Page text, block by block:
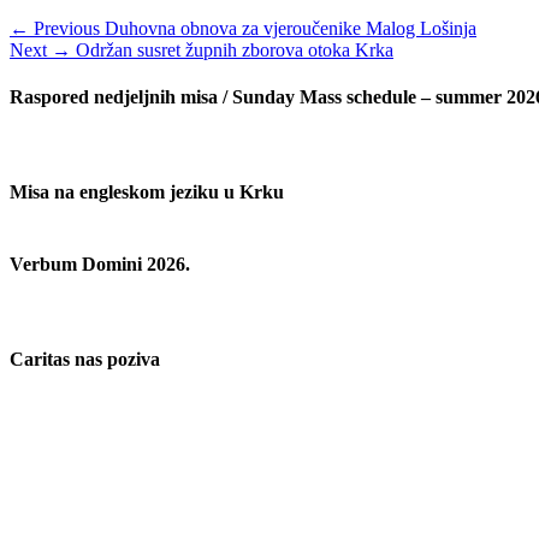
Navigacija
objava
← Previous Previous
post:
Duhovna obnova za vjeroučenike Malog Lošinja
Next → Next
Održan susret župnih zborova otoka Krka
Raspored nedjeljnih misa / Sunday Mass schedule – summer
Misa na engleskom jeziku u Krku
Verbum Domini 2026.
Caritas nas poziva